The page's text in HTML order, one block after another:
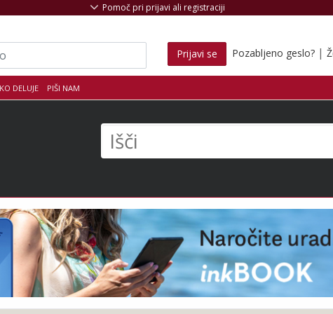
DELUJE PIŠI NAM
Pomoč pri prijavi ali registraciji
Prijavi se Pozabljeno geslo? |